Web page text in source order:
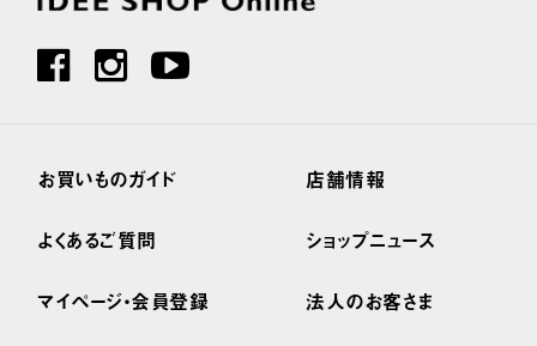
お買いものガイド
よくあるご質問
マイページ・会員登録
店舗情報
ショップニュース
法人のお客さま